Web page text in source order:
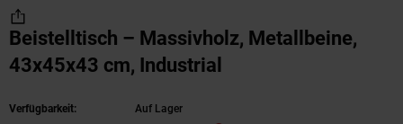
Beistelltisch – Massivholz, Metallbeine,
43x45x43 cm, Industrial
Verfügbarkeit:
Auf Lager